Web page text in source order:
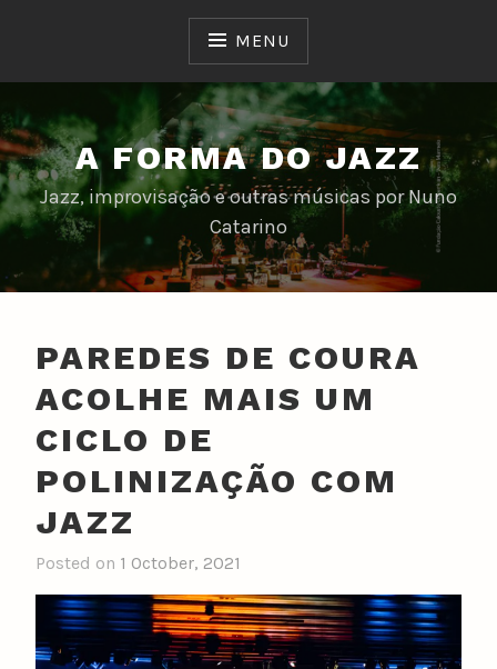
MENU
A FORMA DO JAZZ
Jazz, improvisação e outras músicas por Nuno
Catarino
PAREDES DE COURA
ACOLHE MAIS UM
CICLO DE
POLINIZAÇÃO COM
JAZZ
Posted on 1 October, 2021
y
n
u